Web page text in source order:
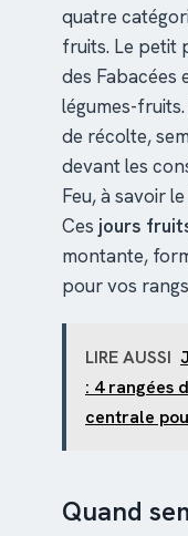
quatre
fruits. Le petit
des Fabacées
légumes-
de récolte,
devant les
Feu, à savoir
Ces jours
montante,
pour vos
LIRE AUSSI
: 4 rangées
centrale
Quand